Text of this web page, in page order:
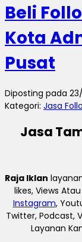
Beli
Kota
Pusat
Diposting pada
Kategori: Jasa
Jasa
Raja Iklan
likes, Views
Instagram,
Twitter, Podcast,
Layanan